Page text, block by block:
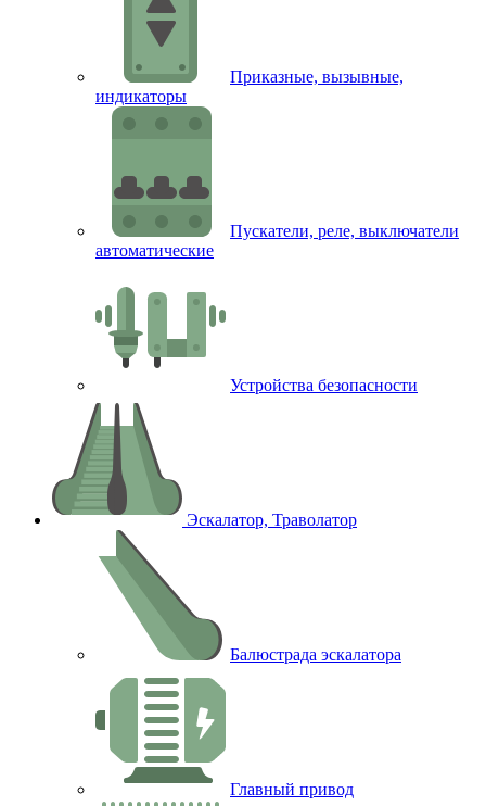
Приказные, вызывные,
индикаторы
Пускатели, реле, выключатели
автоматические
Устройства безопасности
Эскалатор, Траволатор
Балюстрада эскалатора
Главный привод